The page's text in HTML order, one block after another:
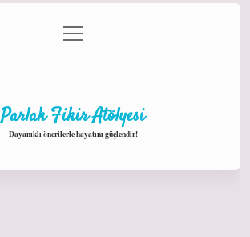
Gizlilik Politikası
menüyü
aç
Parlak Fikir Atölyesi
Dayanıklı önerilerle hayatını güçlendir!